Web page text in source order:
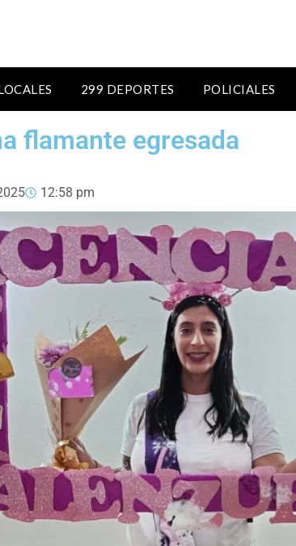
299 DEPORTES POLICIALES
flamante egresada
12:58 pm